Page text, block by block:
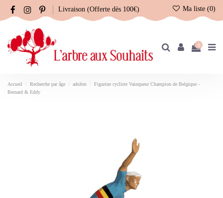
Livraison (Offerte dès 100€) Ma liste (0)
0
Accueil Recherche par âge adultes
Figurine cycliste Vainqueur Champion de Belgique -
Bernard & Eddy